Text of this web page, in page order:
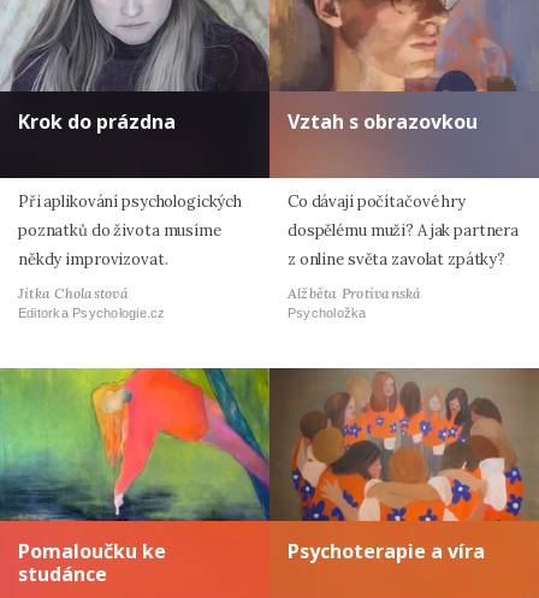
Krok do prázdna
Při aplikování psychologických
poznatků do života musíme
někdy improvizovat.
Jitka Cholastová
Editorka Psychologie.cz
Vztah s obrazovkou
Co dávají počítačové hry
dospělému muži? A jak partnera
z online světa zavolat zpátky?
Alžběta Protivanská
Psycholožka
Pomaloučku ke
studánce
Psychoterapie a víra